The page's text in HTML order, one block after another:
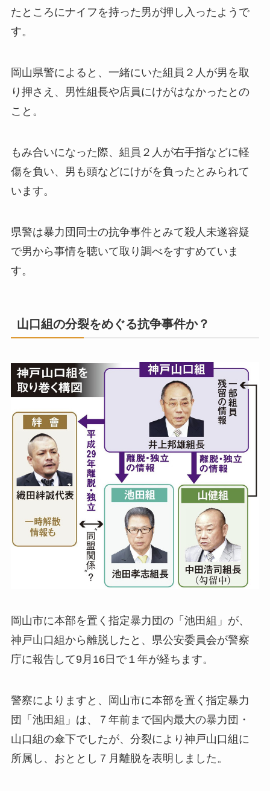
たところにナイフを持った男が押し入ったようで
す。
岡山県警によると、一緒にいた組員２人が男を取
り押さえ、男性組長や店員にけがはなかったとの
こと。
もみ合いになった際、組員２人が右手指などに軽
傷を負い、男も頭などにけがを負ったとみられて
います。
県警は暴力団同士の抗争事件とみて殺人未遂容疑
で男から事情を聴いて取り調べをすすめていま
す。
山口組の分裂をめぐる抗争事件か？
岡山市に本部を置く指定暴力団の「池田組」が、
神戸山口組から離脱したと、県公安委員会が警察
庁に報告して9月16日で１年が経ちます。
警察によりますと、岡山市に本部を置く指定暴力
団「池田組」は、７年前まで国内最大の暴力団・
山口組の傘下でしたが、分裂により神戸山口組に
所属し、おととし７月離脱を表明しました。